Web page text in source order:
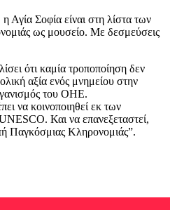
Αγία Σοφία είναι στη λίστα των
ως μουσείο. Με δεσμεύσεις
ότι καμία τροποποίηση δεν
αξία ενός μνημείου στην
του ΟΗΕ.
να κοινοποιηθεί εκ των
Και να επανεξεταστεί,
Παγκόσμιας Κληρονομιάς”.